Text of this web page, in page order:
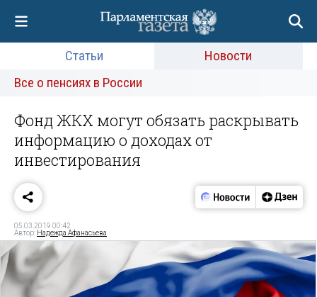
Статьи
Новости
Все о пенсиях в России
Фонд ЖКХ могут обязать раскрывать
информацию о доходах от
инвестирования
05.03.2019 00:42
Автор: Надежда Афанасьева